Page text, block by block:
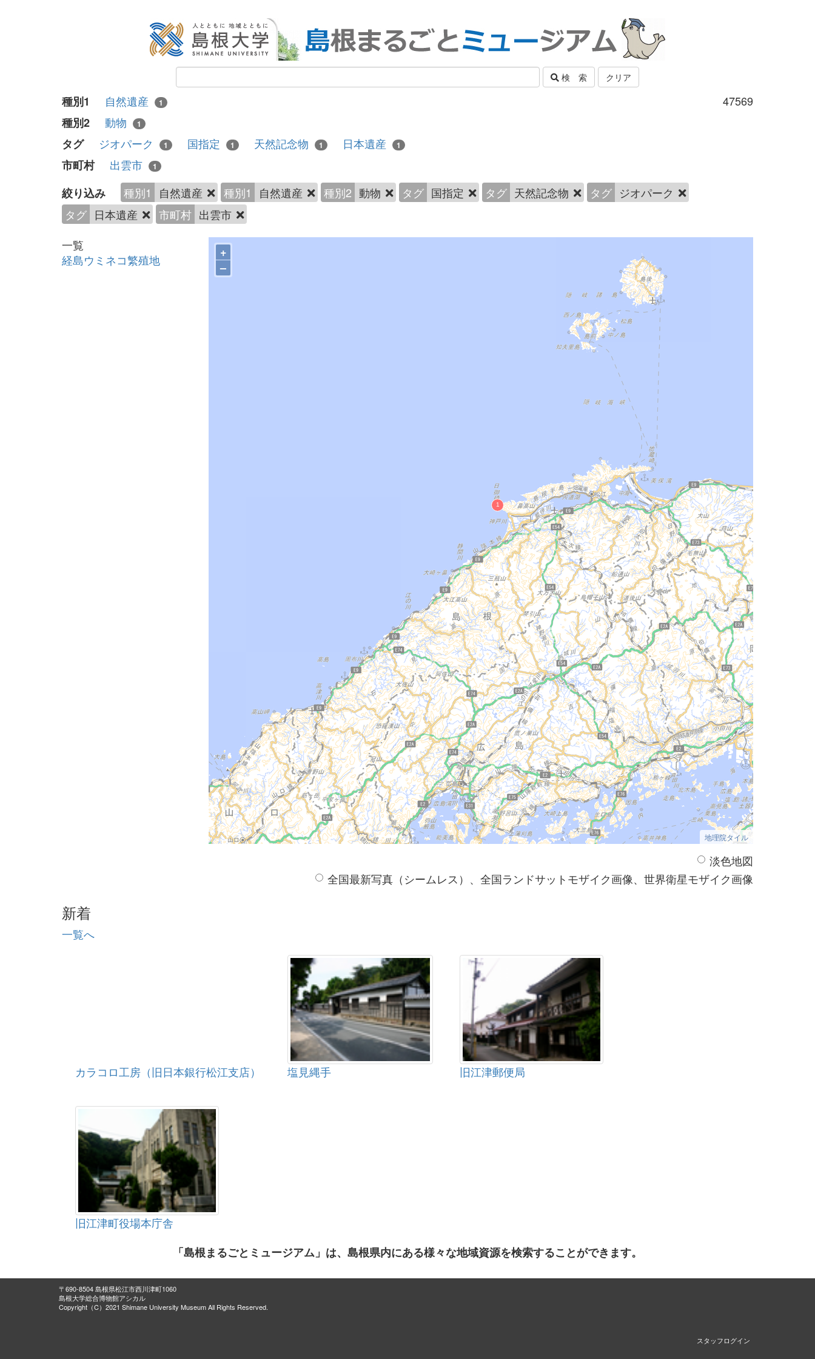
検 索 クリア
47569
種別1 自然遺産 1
種別2 動物 1
タグ ジオパーク 1 国指定 1 天然記念物 1 日本遺産 1
市町村 出雲市 1
絞り込み 種別1 自然遺産 種別1 自然遺産 種別2 動物 タグ 国指定 タグ 天然記念物 タグ ジオパーク
タグ 日本遺産 市町村 出雲市
一覧
経島ウミネコ繁殖地
+
–
地理院タイル
淡色地図
全国最新写真（シームレス）、全国ランドサットモザイク画像、世界衛星モザイク画像
新着
一覧へ
カラコロ工房（旧日本銀行松江支店） 塩見縄手 旧江津郵便局
旧江津町役場本庁舎
「島根まるごとミュージアム」は、島根県内にある様々な地域資源を検索することができます。
〒690-8504 島根県松江市西川津町1060
島根大学総合博物館アシカル
Copyright（C）2021 Shimane University Museum All Rights Reserved.
スタッフログイン